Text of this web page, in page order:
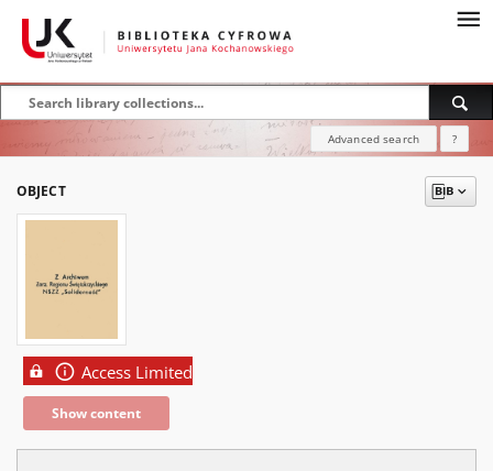
Advanced search ?
OBJECT
Access Limited
Show content